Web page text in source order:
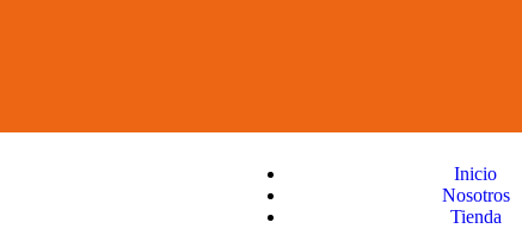
Inicio
Nosotros
Tienda